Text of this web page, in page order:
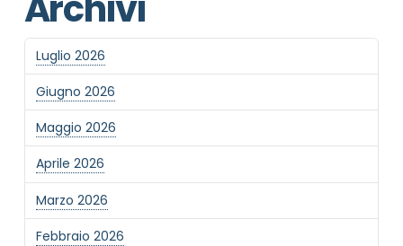
Luglio 2026
Giugno 2026
Maggio 2026
Aprile 2026
Marzo 2026
Febbraio 2026